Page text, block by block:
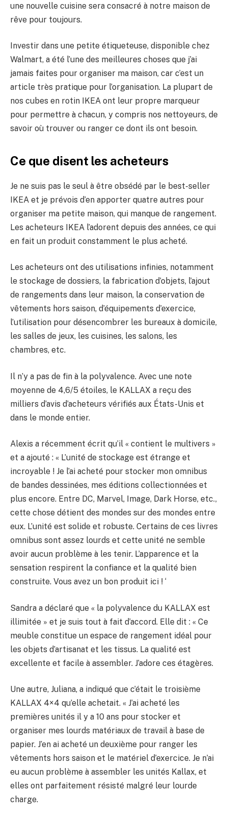
une nouvelle cuisine sera consacré à notre maison de
rêve pour toujours.
Investir dans une petite étiqueteuse, disponible chez
Walmart, a été l’une des meilleures choses que j’ai
jamais faites pour organiser ma maison, car c’est un
article très pratique pour l’organisation. La plupart de
nos cubes en rotin IKEA ont leur propre marqueur
pour permettre à chacun, y compris nos nettoyeurs, de
savoir où trouver ou ranger ce dont ils ont besoin.
Ce que disent les acheteurs
Je ne suis pas le seul à être obsédé par le best-seller
IKEA et je prévois d’en apporter quatre autres pour
organiser ma petite maison, qui manque de rangement.
Les acheteurs IKEA l’adorent depuis des années, ce qui
en fait un produit constamment le plus acheté.
Les acheteurs ont des utilisations infinies, notamment
le stockage de dossiers, la fabrication d’objets, l’ajout
de rangements dans leur maison, la conservation de
vêtements hors saison, d’équipements d’exercice,
l’utilisation pour désencombrer les bureaux à domicile,
les salles de jeux, les cuisines, les salons, les
chambres, etc.
Il n’y a pas de fin à la polyvalence. Avec une note
moyenne de 4,6/5 étoiles, le KALLAX a reçu des
milliers d’avis d’acheteurs vérifiés aux États-Unis et
dans le monde entier.
Alexis a récemment écrit qu’il « contient le multivers »
et a ajouté : « L’unité de stockage est étrange et
incroyable ! Je l’ai acheté pour stocker mon omnibus
de bandes dessinées, mes éditions collectionnées et
plus encore. Entre DC, Marvel, Image, Dark Horse, etc.,
cette chose détient des mondes sur des mondes entre
eux. L’unité est solide et robuste. Certains de ces livres
omnibus sont assez lourds et cette unité ne semble
avoir aucun problème à les tenir. L’apparence et la
sensation respirent la confiance et la qualité bien
construite. Vous avez un bon produit ici ! ‘
Sandra a déclaré que « la polyvalence du KALLAX est
illimitée » et je suis tout à fait d’accord. Elle dit : « Ce
meuble constitue un espace de rangement idéal pour
les objets d’artisanat et les tissus. La qualité est
excellente et facile à assembler. J’adore ces étagères.
Une autre, Juliana, a indiqué que c’était le troisième
KALLAX 4×4 qu’elle achetait. « J’ai acheté les
premières unités il y a 10 ans pour stocker et
organiser mes lourds matériaux de travail à base de
papier. J’en ai acheté un deuxième pour ranger les
vêtements hors saison et le matériel d’exercice. Je n’ai
eu aucun problème à assembler les unités Kallax, et
elles ont parfaitement résisté malgré leur lourde
charge.